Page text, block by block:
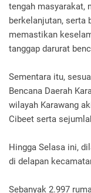
tengah masyarakat,
berkelanjutan, serta
memastikan
tanggap darurat
Sementara itu,
Bencana Daerah
wilayah Karawang
Cibeet serta
Hingga Selasa ini,
di delapan
Sebanyak 2.997